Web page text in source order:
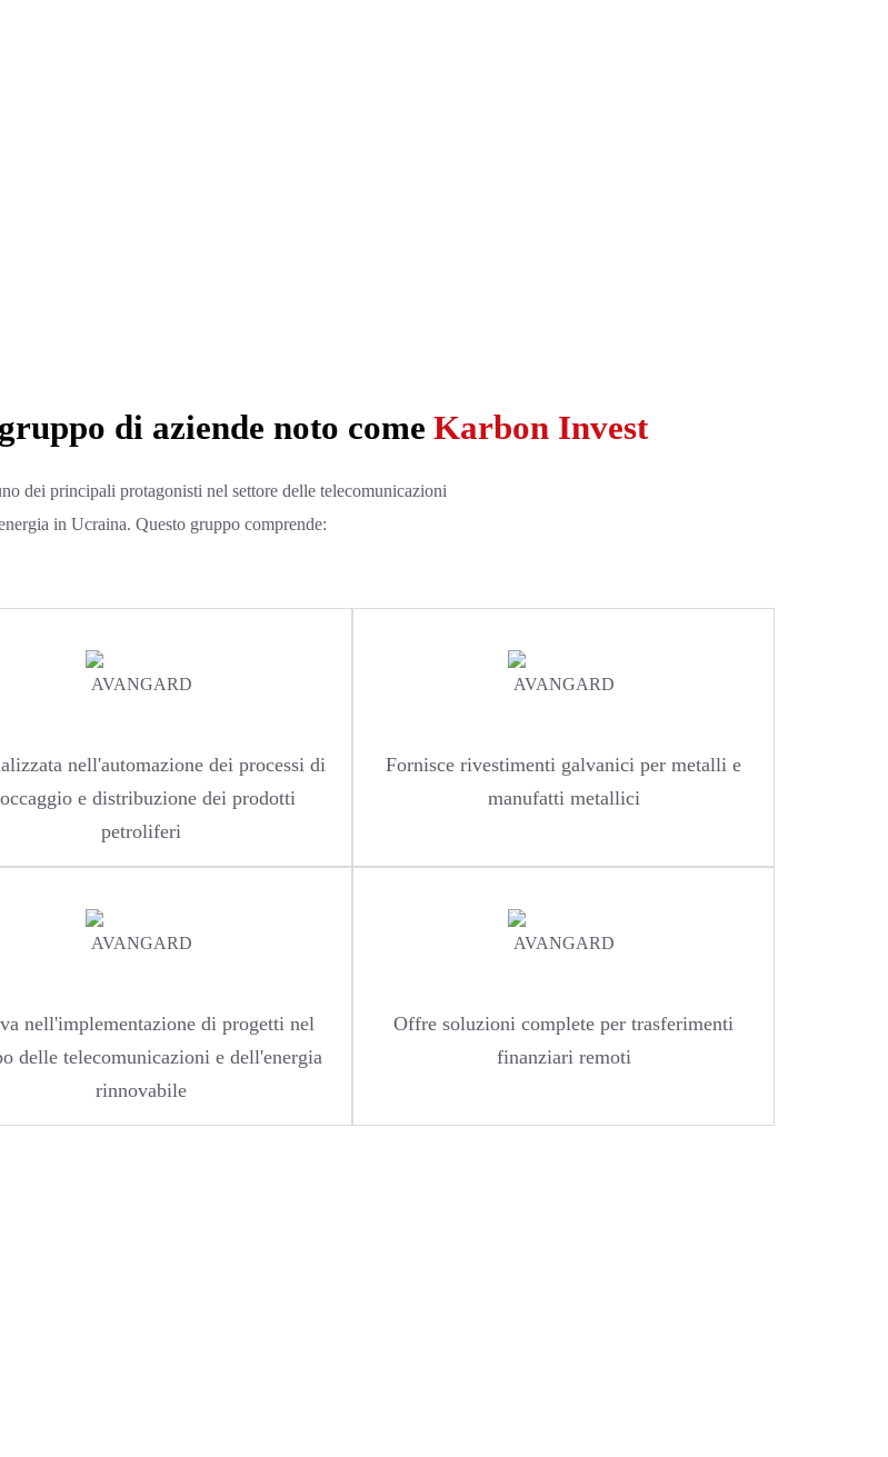
di aziende noto comeKarbon Invest
dei principali protagonisti nel settore delle telecomunicazioni
in Ucraina. Questo gruppo comprende:
nell'automazione dei processi di
e distribuzione dei prodotti
petroliferi
Fornisce rivestimenti galvanici per metalli e
manufatti metallici
nell'implementazione di progetti nel
delle telecomunicazioni e dell'energia
rinnovabile
Offre soluzioni complete per trasferimenti
finanziari remoti